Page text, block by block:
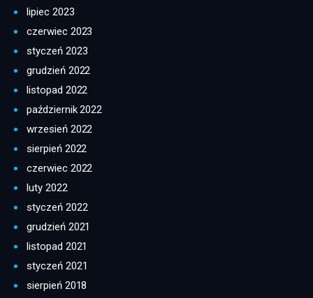
lipiec 2023
czerwiec 2023
styczeń 2023
grudzień 2022
listopad 2022
październik 2022
wrzesień 2022
sierpień 2022
czerwiec 2022
luty 2022
styczeń 2022
grudzień 2021
listopad 2021
styczeń 2021
sierpień 2018